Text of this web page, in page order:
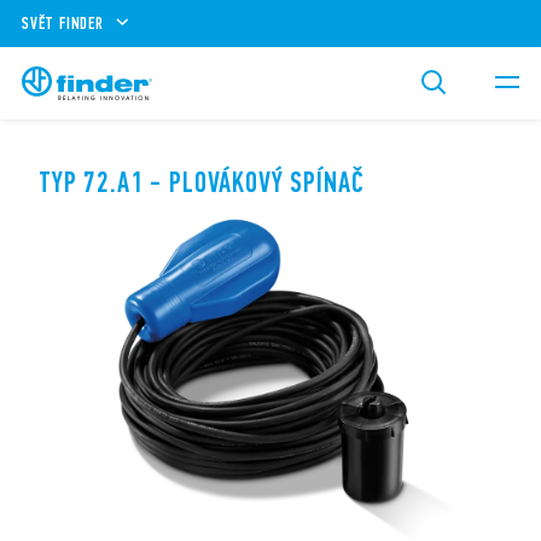
SVĚT FINDER
TYP 72.A1 - PLOVÁKOVÝ SPÍNAČ